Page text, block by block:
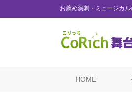
お薦め演劇・ミュージカ
HOME